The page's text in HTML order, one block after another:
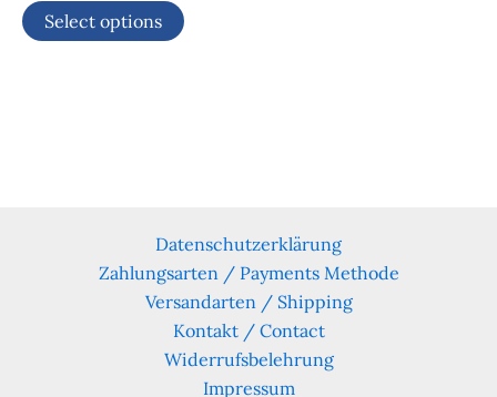
Select options
Datenschutzerklärung
Zahlungsarten / Payments Methode
Versandarten / Shipping
Kontakt / Contact
Widerrufsbelehrung
Impressum